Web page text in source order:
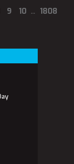
9 10 ... 1808